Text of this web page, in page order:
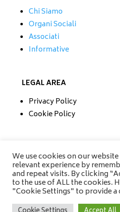
Chi Siamo
Organi Sociali
Associati
Informative
LEGAL AREA
Privacy Policy
Cookie Policy
Tel/Fax 0733 230279
Mobile 335 6670118
info@amisrifiuti.it
We use cookies on our
relevant experience by
and repeat visits. By clicking
to the use of ALL the cookies.
"Cookie Settings" to provide